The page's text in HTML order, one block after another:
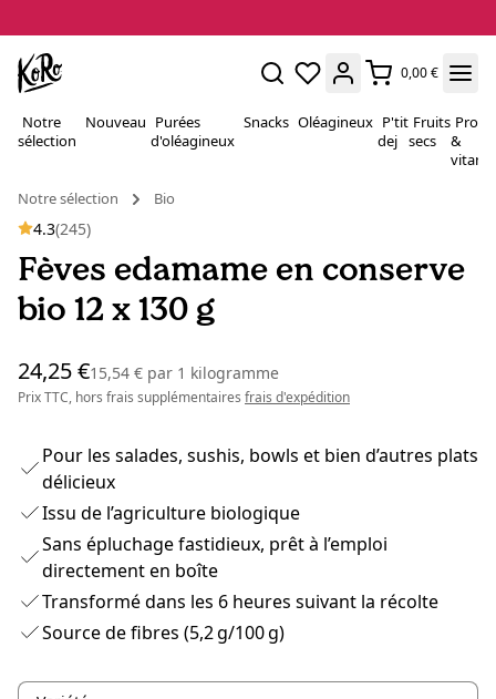
0,00 €
Notre
sélection
Nouveau Purées
d'oléagineux
Snacks Oléagineux P'tit
dej
Fruits
secs
&
Notre sélection
Bio
4.3(245)
Fèves edamame en conserve
bio 12 x 130 g
24,25 €15,54 € par 1 kilogramme
Prix TTC, hors frais supplémentaires frais d'expédition
Pour les salades, sushis, bowls et bien d’autres plats
délicieux
Issu de l’agriculture biologique
Sans épluchage fastidieux, prêt à l’emploi
directement en boîte
Transformé dans les 6 heures suivant la récolte
Source de fibres (5,2 g/100 g)